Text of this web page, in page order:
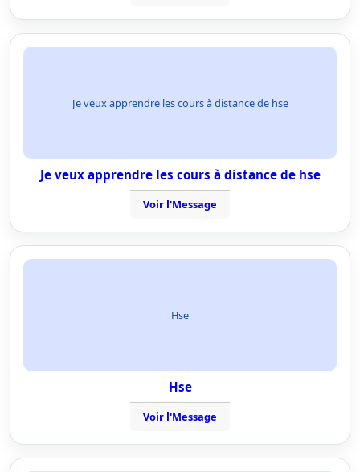
Je veux apprendre les cours à distance de hse
Je veux apprendre les cours à distance de hse
Voir l'Message
Hse
Hse
Voir l'Message